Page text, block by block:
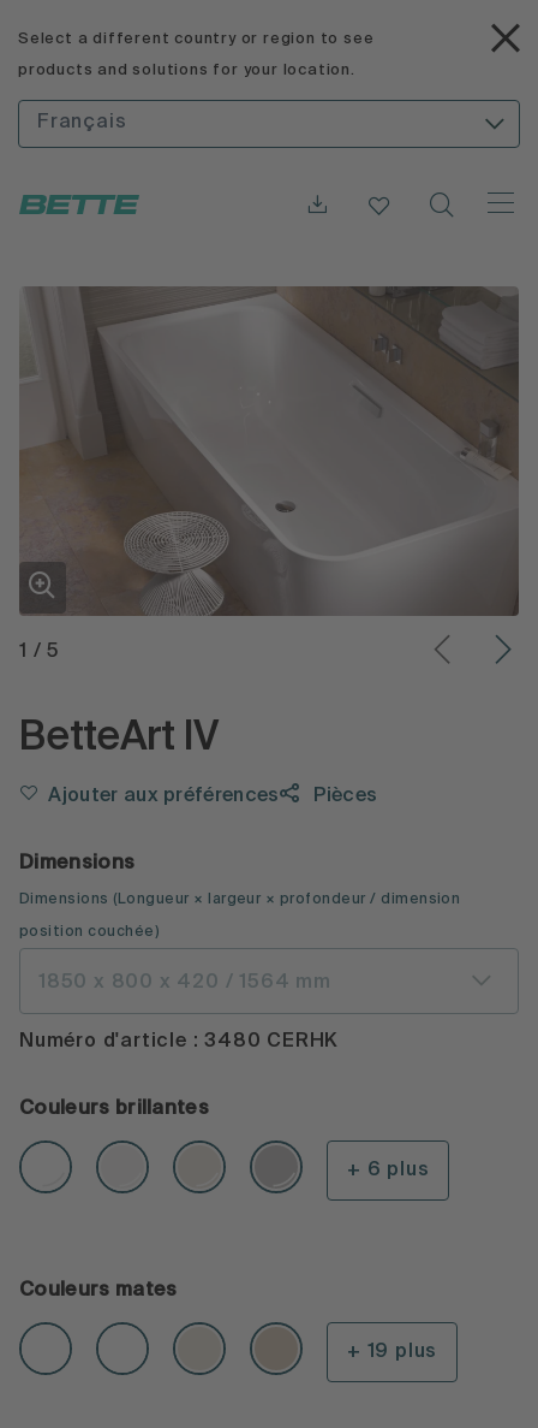
Select a different country or region to see
products and solutions for your location.
Français
1 /5
BetteArt IV
Ajouter aux préférences Pièces
Dimensions
Dimensions ( Longueur × largeur × profondeur / dimension
position couchée )
1850 x 800 x 420 / 1564 mm
Numéro d'article : 3480 CERHK
Couleurs brillantes
+ 6 plus
Couleurs mates
+ 19 plus